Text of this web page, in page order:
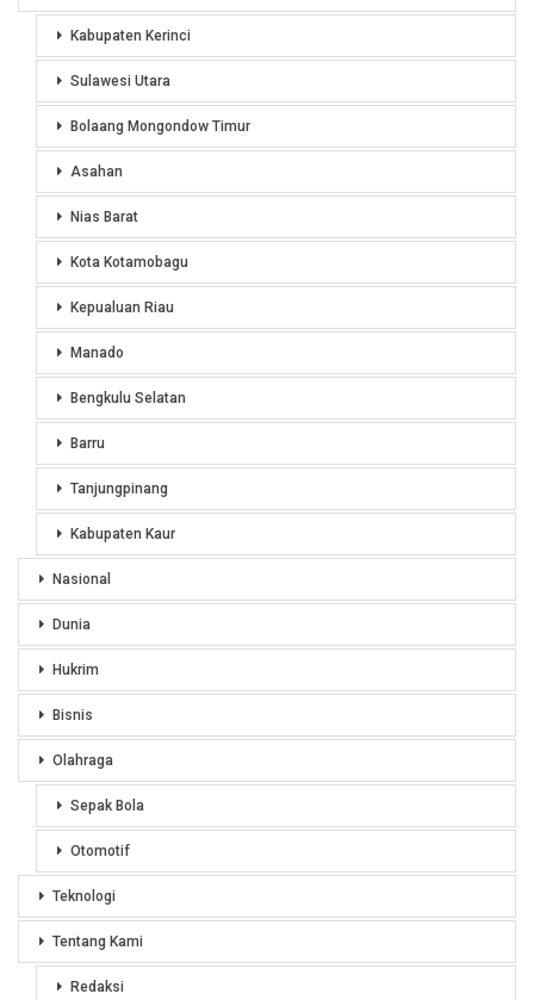
Kabupaten Kerinci
Sulawesi Utara
Bolaang Mongondow Timur
Asahan
Nias Barat
Kota Kotamobagu
Kepualuan Riau
Manado
Bengkulu Selatan
Barru
Tanjungpinang
Kabupaten Kaur
Nasional
Dunia
Hukrim
Bisnis
Olahraga
Sepak Bola
Otomotif
Teknologi
Tentang Kami
Redaksi